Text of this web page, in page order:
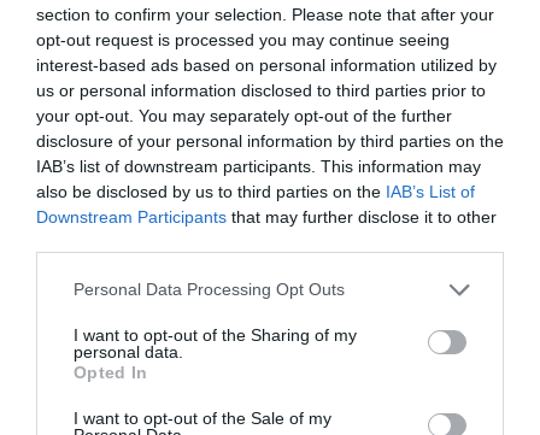
section to confirm your selection. Please note that after your
opt-out request is processed you may continue seeing
interest-based ads based on personal information utilized by
us or personal information disclosed to third parties prior to
your opt-out. You may separately opt-out of the further
disclosure of your personal information by third parties on the
IAB’s list of downstream participants. This information may
also be disclosed by us to third parties on the IAB’s List of
Downstream Participants that may further disclose it to other
Please note that this website/app uses one or more Google
not limited to your visit or usage behaviour. You may click to
grant or deny consent to Google and its third-party tags to
use your data for below specified purposes in below Google
consent section.
Personal Data Processing Opt Outs
I want to opt-out of the Sharing of my
personal data.
Opted In
I want to opt-out of the Sale of my
„NEM TETTÜNK NYOMÁST A FIUNKRA” –
EGY EGRI CSALÁD TÖRTÉNE...
2026. augusztus 06|Sport
KÓRHÁZBAN: TÖBB MINT 70 ...